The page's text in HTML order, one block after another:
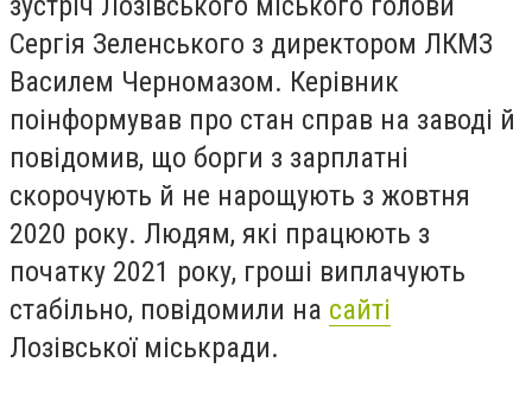
Сергія Зеленського з директором ЛКМЗ
Василем Черномазом. Керівник
поінформував про стан справ на заводі й
повідомив, що борги з зарплатні
скорочують й не нарощують з жовтня
2020 року. Людям, які працюють з
початку 2021 року, гроші виплачують
стабільно, повідомили на сайті
Лозівської міськради.